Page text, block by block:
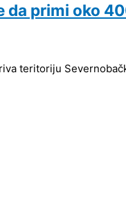
da primi oko
teritoriju